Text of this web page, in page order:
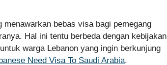
bebas visa bagi pemegang
Hal ini tentu berbeda dengan kebijakan
warga Lebanon yang ingin berkunjung
Need Visa To Saudi Arabia.